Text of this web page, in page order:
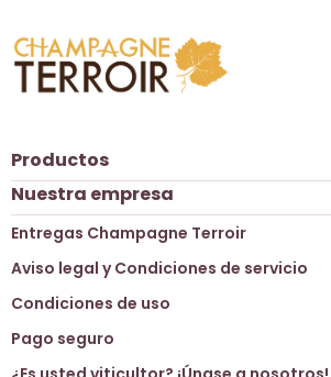
Productos
Nuestra empresa
Entregas Champagne Terroir
Aviso legal y Condiciones de servicio
Condiciones de uso
Pago seguro